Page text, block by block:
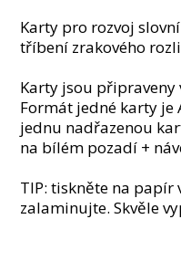
Karty pro rozvoj
tříbení zrakového
Karty jsou připraveny
Formát jedné karty je
jednu nadřazenou
na bílém pozadí +
TIP: tiskněte na papír
zalaminujte. Skvěle